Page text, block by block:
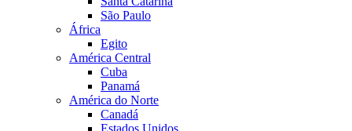
São Paulo
África
Egito
América Central
Cuba
Panamá
América do Norte
Canadá
Estados Unidos